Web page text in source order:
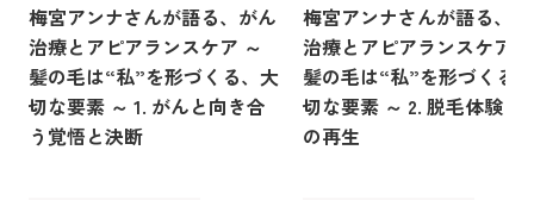
梅宮アンナさんが語る、がん
治療とアピアランスケア ～
髪の毛は“私”を形づくる、大
切な要素 ～ 1. がんと向き合
う覚悟と決断
梅宮アンナさんが語る、
治療とアピアランスケア
髪の毛は“私”を形づくる
切な要素 ～ 2. 脱毛体験と
の再生